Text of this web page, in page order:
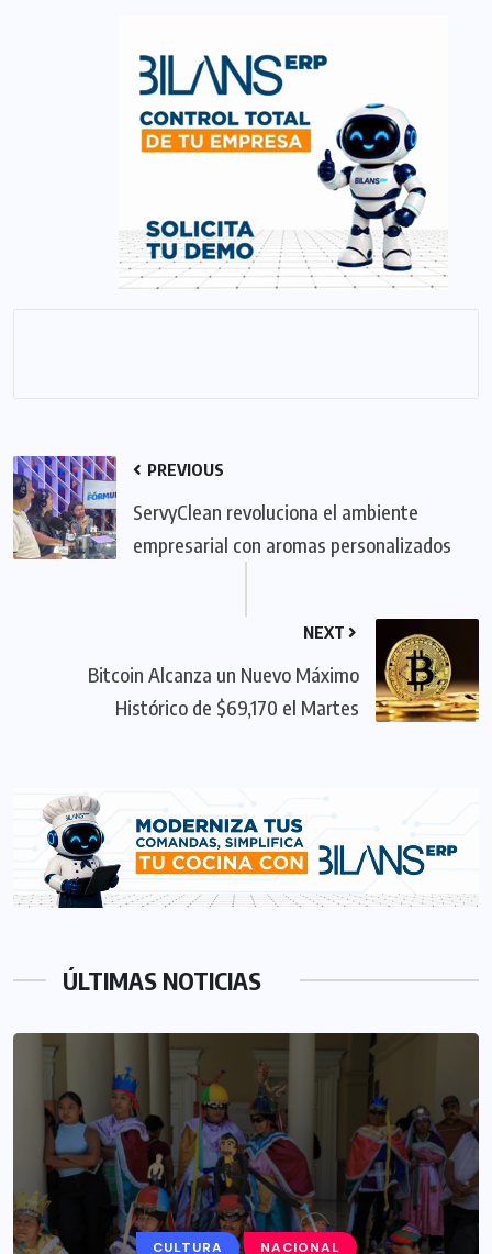
PREVIOUS
ServyClean revoluciona el ambiente
empresarial con aromas personalizados
NEXT
Bitcoin Alcanza un Nuevo Máximo
Histórico de $69,170 el Martes
ÚLTIMAS NOTICIAS
CULTURA NACIONAL